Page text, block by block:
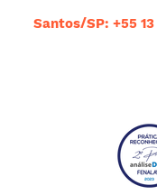
Santos/SP: +55